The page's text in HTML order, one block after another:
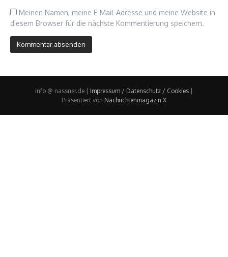
Meinen Namen, meine E-Mail-Adresse und meine Website in
diesem Browser für die nächste Kommentierung speichern.
info @ nassner.de | Impressum / Datenschutz / Cookies |
Präsentiert von Nachrichtenmagazin X